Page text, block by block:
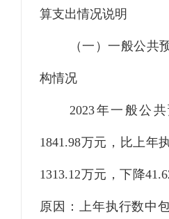
算支出情况说明
（一）一般公共
构情况
2023年一般公
1841.98万元，比上年
1313.12万元，下降
原因： 上年执行数中